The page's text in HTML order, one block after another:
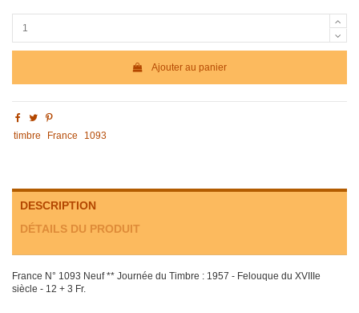
Ajouter au panier
timbre France 1093
DESCRIPTION
DÉTAILS DU PRODUIT
France N° 1093 Neuf ** Journée du Timbre : 1957 - Felouque du XVIIIe
siècle - 12 + 3 Fr.